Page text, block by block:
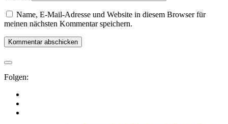
Name, E-Mail-Adresse und Website in diesem Browser für
meinen nächsten Kommentar speichern.
Folgen: